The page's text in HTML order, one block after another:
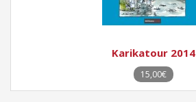
Karikatour 2014
15,00€